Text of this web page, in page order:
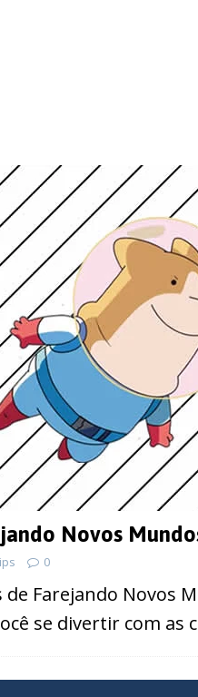
Novos
0
de Farejando Novos
se divertir com as